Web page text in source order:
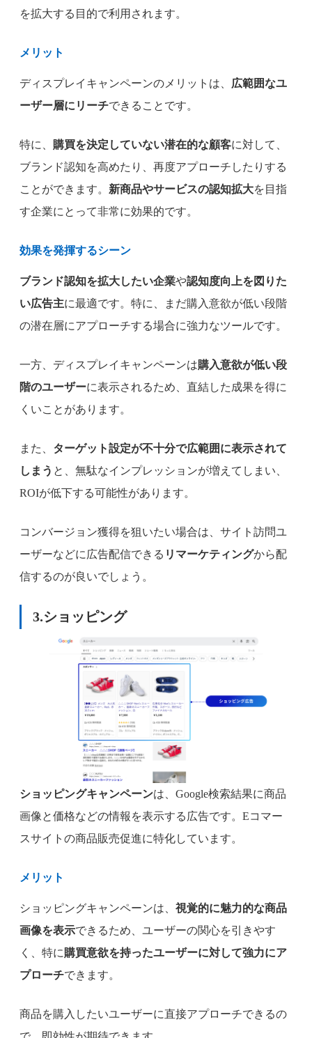
を拡大する目的で利用されます。
メリット
ディスプレイキャンペーンのメリットは、 広範囲なユ
ーザー層にリーチできることです。
特に、 購買を決定していない潜在的な顧客に対して、
ブランド認知を高めたり、再度アプローチしたりする
ことができます。 新商品やサービスの認知拡大を目指
す企業にとって非常に効果的です。
効果を発揮するシーン
ブランド認知を拡大したい企業や認知度向上を図りた
い広告主に最適です。特に、まだ購入意欲が低い段階
の潜在層にアプローチする場合に強力なツールです。
一方、ディスプレイキャンペーンは購入意欲が低い段
階のユーザーに表示されるため、直結した成果を得に
くいことがあります。
また、 ターゲット設定が不十分で広範囲に表示されて
しまう と、無駄なインプレッションが増えてしまい、
ROIが低下する可能性があります。
コンバージョン獲得を狙いたい場合は、サイト訪問ユ
ーザーなどに広告配信できる リマーケティングから配
信するのが良いでしょう。
3.ショッピング
ショッピングキャンペーンは、Google検索結果に商品
画像と価格などの情報を表示する広告です。Eコマー
スサイトの商品販売促進に特化しています。
メリット
ショッピングキャンペーンは、 視覚的に魅力的な商品
画像を表示できるため、ユーザーの関心を引きやす
く、特に購買意欲を持ったユーザーに対して強力にア
プローチできます。
商品を購入したいユーザーに直接アプローチできるの